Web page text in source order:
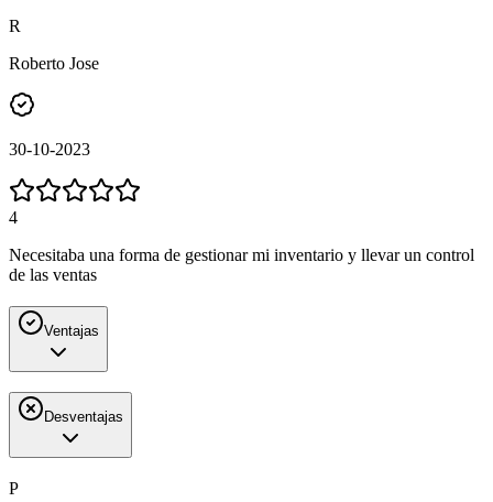
R
Roberto Jose
30-10-2023
4
Necesitaba una forma de gestionar mi inventario y llevar un control
de las ventas
Ventajas
Desventajas
P